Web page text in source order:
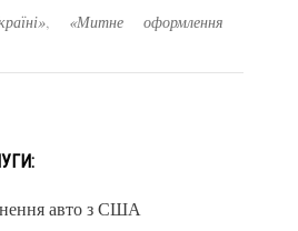
, «Митне оформлення
авто з США